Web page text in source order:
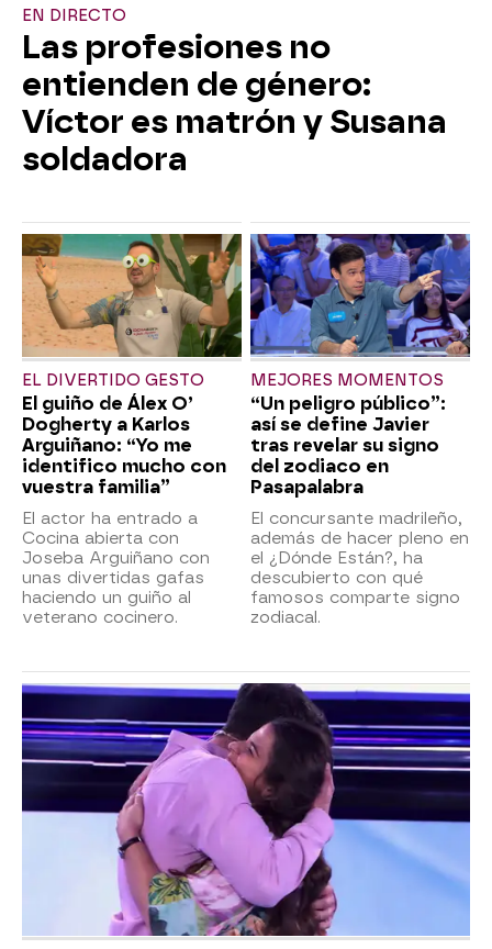
EN DIRECTO
Las profesiones no
entienden de género:
Víctor es matrón y Susana
soldadora
EL DIVERTIDO GESTO
El guiño de Álex O’
Dogherty a Karlos
Arguiñano: “Yo me
identifico mucho con
vuestra familia”
El actor ha entrado a
Cocina abierta con
Joseba Arguiñano con
unas divertidas gafas
haciendo un guiño al
veterano cocinero.
MEJORES MOMENTOS
“Un peligro público”:
así se define Javier
tras revelar su signo
del zodiaco en
Pasapalabra
El concursante madrileño,
además de hacer pleno en
el ¿Dónde Están?, ha
descubierto con qué
famosos comparte signo
zodiacal.